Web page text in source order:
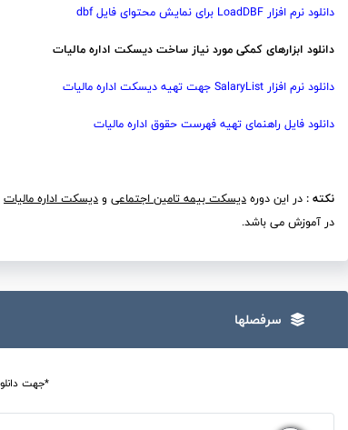
دانلود نرم افزار LoadDBF برای نمایش محتوای فایل dbf
دانلود ابزارهای کمکی مورد نیاز ساخت دیسکت اداره مالیات
دانلود نرم افزار SalaryList جهت تهیه دیسکت اداره مالیات
دانلود فایل راهنمای تهیه فهرست حقوق اداره مالیات
نکته :در این دورهدیسکت بیمه تامین اجتماعیودیسکت اداره مالیات
در آموزش می باشد.
سرفصلها
*جهت